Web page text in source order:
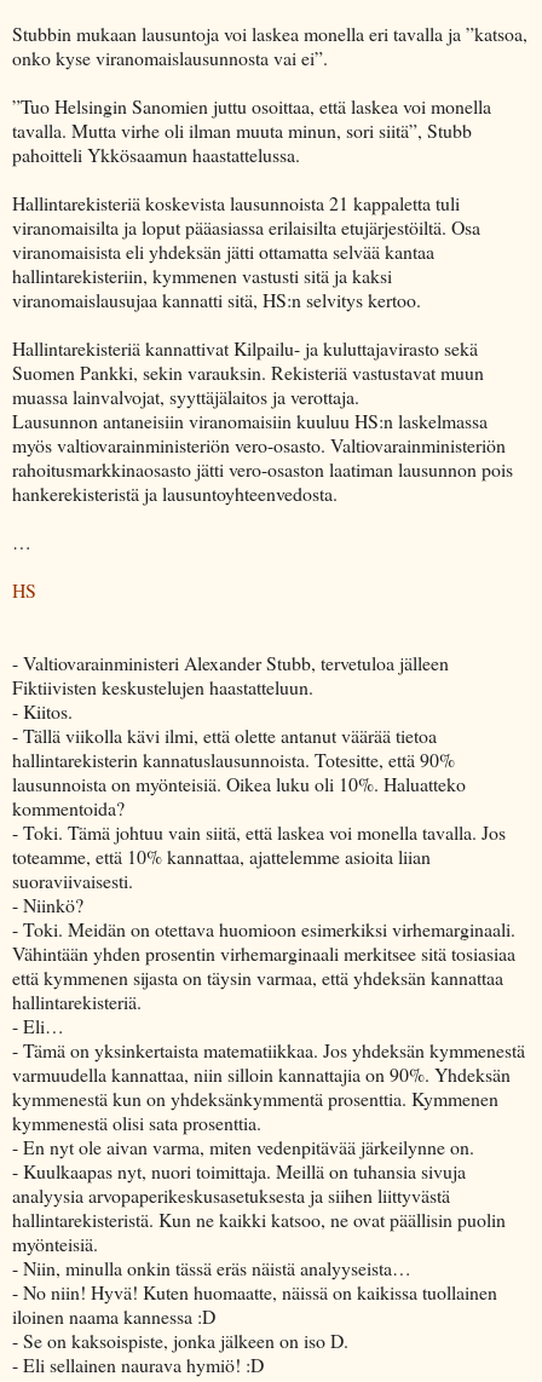
Stubbin mukaan lausuntoja voi laskea monella eri tavalla ja ”katsoa,
onko kyse viranomaislausunnosta vai ei”.
”Tuo Helsingin Sanomien juttu osoittaa, että laskea voi monella
tavalla. Mutta virhe oli ilman muuta minun, sori siitä”, Stubb
pahoitteli Ykkösaamun haastattelussa.
Hallintarekisteriä koskevista lausunnoista 21 kappaletta tuli
viranomaisilta ja loput pääasiassa erilaisilta etujärjestöiltä. Osa
viranomaisista eli yhdeksän jätti ottamatta selvää kantaa
hallintarekisteriin, kymmenen vastusti sitä ja kaksi
viranomaislausujaa kannatti sitä, HS:n selvitys kertoo.
Hallintarekisteriä kannattivat Kilpailu- ja kuluttajavirasto sekä
Suomen Pankki, sekin varauksin. Rekisteriä vastustavat muun
muassa lainvalvojat, syyttäjälaitos ja verottaja.
Lausunnon antaneisiin viranomaisiin kuuluu HS:n laskelmassa
myös valtiovarainministeriön vero-osasto. Valtiovarainministeriön
rahoitusmarkkinaosasto jätti vero-osaston laatiman lausunnon pois
hankerekisteristä ja lausuntoyhteenvedosta.
…
HS
- Valtiovarainministeri Alexander Stubb, tervetuloa jälleen
Fiktiivisten keskustelujen haastatteluun.
- Kiitos.
- Tällä viikolla kävi ilmi, että olette antanut väärää tietoa
hallintarekisterin kannatuslausunnoista. Totesitte, että 90%
lausunnoista on myönteisiä. Oikea luku oli 10%. Haluatteko
kommentoida?
- Toki. Tämä johtuu vain siitä, että laskea voi monella tavalla. Jos
toteamme, että 10% kannattaa, ajattelemme asioita liian
suoraviivaisesti.
- Niinkö?
- Toki. Meidän on otettava huomioon esimerkiksi virhemarginaali.
Vähintään yhden prosentin virhemarginaali merkitsee sitä tosiasiaa
että kymmenen sijasta on täysin varmaa, että yhdeksän kannattaa
hallintarekisteriä.
- Eli…
- Tämä on yksinkertaista matematiikkaa. Jos yhdeksän kymmenestä
varmuudella kannattaa, niin silloin kannattajia on 90%. Yhdeksän
kymmenestä kun on yhdeksänkymmentä prosenttia. Kymmenen
kymmenestä olisi sata prosenttia.
- En nyt ole aivan varma, miten vedenpitävää järkeilynne on.
- Kuulkaapas nyt, nuori toimittaja. Meillä on tuhansia sivuja
analyysia arvopaperikeskusasetuksesta ja siihen liittyvästä
hallintarekisteristä. Kun ne kaikki katsoo, ne ovat päällisin puolin
myönteisiä.
- Niin, minulla onkin tässä eräs näistä analyyseista…
- No niin! Hyvä! Kuten huomaatte, näissä on kaikissa tuollainen
iloinen naama kannessa :D
- Se on kaksoispiste, jonka jälkeen on iso D.
- Eli sellainen naurava hymiö! :D